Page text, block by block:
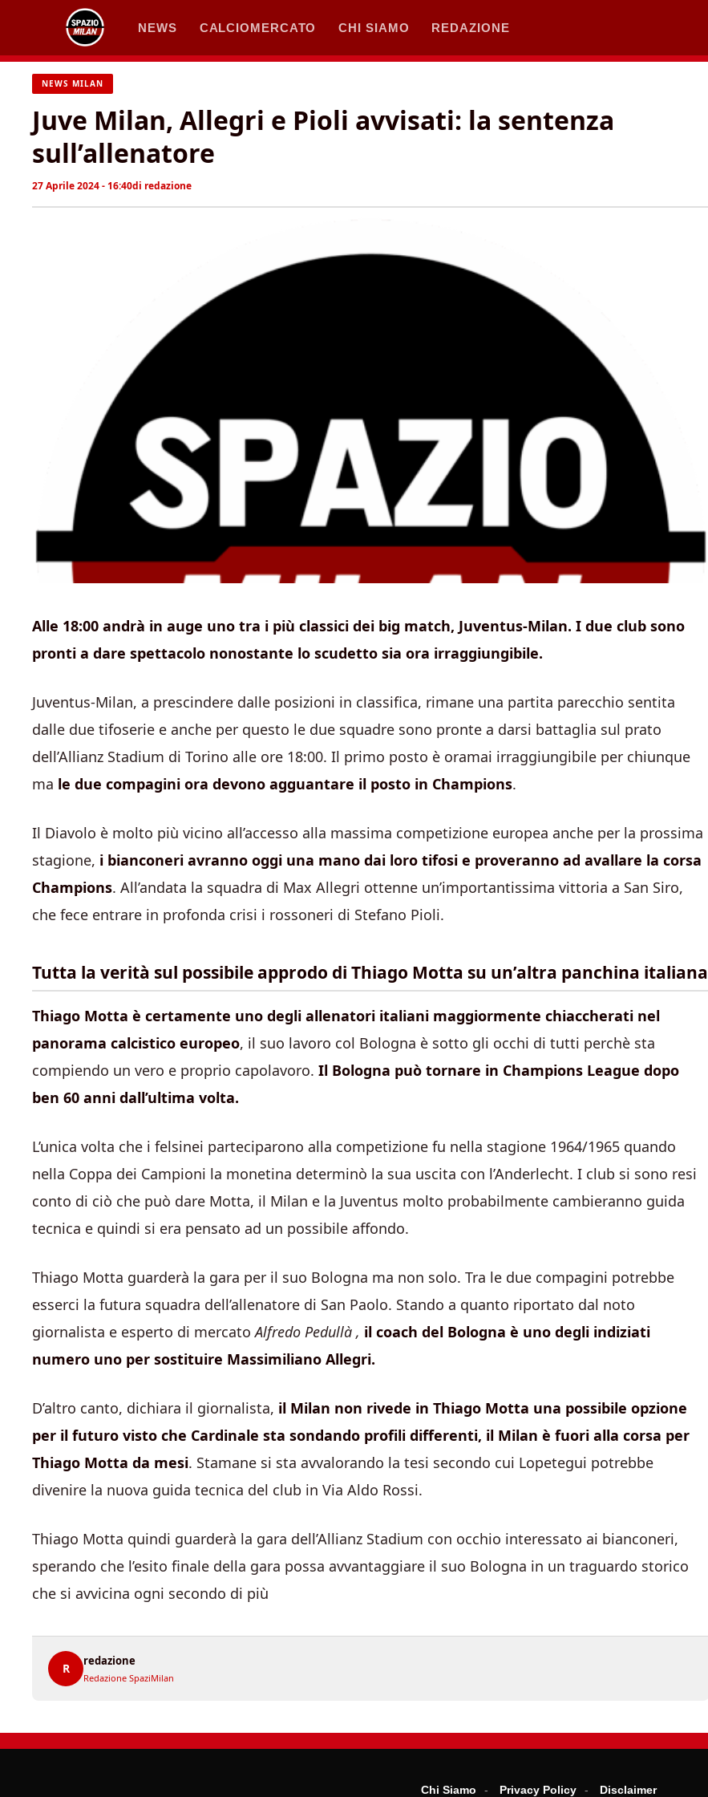
contenuto
NEWS CALCIOMERCATO CHI SIAMO REDAZIONE
NEWS MILAN
Juve Milan, Allegri e Pioli avvisati: la sentenza
sull’allenatore
27 Aprile 2024 - 16:40di redazione
Alle 18:00 andrà in auge uno tra i più classici dei big match, Juventus-Milan. I due club sono
pronti a dare spettacolo nonostante lo scudetto sia ora irraggiungibile.
Juventus-Milan, a prescindere dalle posizioni in classifica, rimane una partita parecchio sentita
dalle due tifoserie e anche per questo le due squadre sono pronte a darsi battaglia sul prato
dell’Allianz Stadium di Torino alle ore 18:00. Il primo posto è oramai irraggiungibile per chiunque
ma le due compagini ora devono agguantare il posto in Champions.
Il Diavolo è molto più vicino all’accesso alla massima competizione europea anche per la prossima
stagione, i bianconeri avranno oggi una mano dai loro tifosi e proveranno ad avallare la corsa
Champions. All’andata la squadra di Max Allegri ottenne un’importantissima vittoria a San Siro,
che fece entrare in profonda crisi i rossoneri di Stefano Pioli.
Tutta la verità sul possibile approdo di Thiago Motta su un’altra panchina italiana
Thiago Motta è certamente uno degli allenatori italiani maggiormente chiaccherati nel
panorama calcistico europeo, il suo lavoro col Bologna è sotto gli occhi di tutti perchè sta
compiendo un vero e proprio capolavoro. Il Bologna può tornare in Champions League dopo
ben 60 anni dall’ultima volta.
L’unica volta che i felsinei parteciparono alla competizione fu nella stagione 1964/1965 quando
nella Coppa dei Campioni la monetina determinò la sua uscita con l’Anderlecht. I club si sono resi
conto di ciò che può dare Motta, il Milan e la Juventus molto probabilmente cambieranno guida
tecnica e quindi si era pensato ad un possibile affondo.
Thiago Motta guarderà la gara per il suo Bologna ma non solo. Tra le due compagini potrebbe
esserci la futura squadra dell’allenatore di San Paolo. Stando a quanto riportato dal noto
giornalista e esperto di mercatoAlfredo Pedullà , il coach del Bologna è uno degli indiziati
numero uno per sostituire Massimiliano Allegri.
D’altro canto, dichiara il giornalista, il Milan non rivede in Thiago Motta una possibile opzione
per il futuro visto che Cardinale sta sondando profili differenti, il Milan è fuori alla corsa per
Thiago Motta da mesi. Stamane si sta avvalorando la tesi secondo cui Lopetegui potrebbe
divenire la nuova guida tecnica del club in Via Aldo Rossi.
Thiago Motta quindi guarderà la gara dell’Allianz Stadium con occhio interessato ai bianconeri,
sperando che l’esito finale della gara possa avvantaggiare il suo Bologna in un traguardo storico
che si avvicina ogni secondo di più
R
redazione
Redazione SpaziMilan
Chi Siamo Privacy Policy Disclaimer